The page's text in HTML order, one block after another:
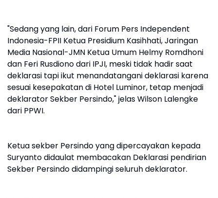
"Sedang yang lain, dari Forum Pers Independent
Indonesia-FPII Ketua Presidium Kasihhati, Jaringan
Media Nasional-JMN Ketua Umum Helmy Romdhoni
dan Feri Rusdiono dari IPJI, meski tidak hadir saat
deklarasi tapi ikut menandatangani deklarasi karena
sesuai kesepakatan di Hotel Luminor, tetap menjadi
deklarator Sekber Persindo," jelas Wilson Lalengke
dari PPWI.
Ketua sekber Persindo yang dipercayakan kepada
Suryanto didaulat membacakan Deklarasi pendirian
Sekber Persindo didampingi seluruh deklarator.